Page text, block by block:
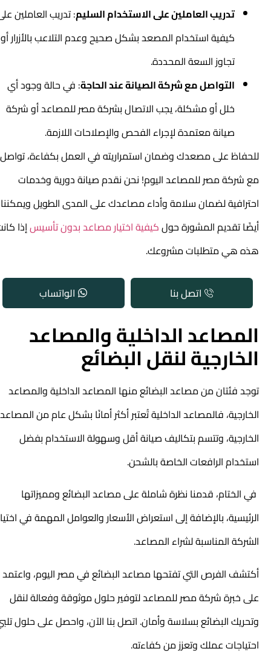
تدريب العاملين على الاستخدام السليم: تدريب العاملين على
كيفية استخدام المصعد بشكل صحيح وعدم التلاعب بالأزرار أو
تجاوز السعة المحددة.
التواصل مع شركة الصيانة عند الحاجة: في حالة وجود أي
خلل أو مشكلة، يجب الاتصال بشركة مصر للمصاعد أو شركة
صيانة معتمدة لإجراء الفحص والإصلاحات اللازمة.
للحفاظ على مصعدك وضمان استمراريته في العمل بكفاءة، تواصل
مع شركة مصر للمصاعد اليوم! نحن نقدم صيانة دورية وخدمات
احترافية لضمان سلامة وأداء مصاعدك على المدى الطويل ويمكننا
أيضًا تقديم المشورة حولكيفية اختيار مصاعد بدون تأسيسإذا كانت
هذه هي متطلبات مشروعك.
اتصل بنا الواتساب
المصاعد الداخلية والمصاعد
الخارجية لنقل البضائع
توجد فئتان من مصاعد البضائع منها المصاعد الداخلية والمصاعد
الخارجية، فالمصاعد الداخلية تُعتبر أكثر أمانًا بشكل عام من المصاعد
الخارجية، وتتسم بتكاليف صيانة أقل وسهولة الاستخدام بفضل
استخدام الرافعات الخاصة بالشحن.
في الختام، قدمنا نظرة شاملة على مصاعد البضائع ومميزاتها
الرئيسية، بالإضافة إلى استعراض الأسعار والعوامل المهمة في اختيار
الشركة المناسبة لشراء المصاعد.
أكتشف الفرص التي تفتحها مصاعد البضائع في مصر اليوم، واعتمد
على خبرة شركة مصر للمصاعد لتوفير حلول موثوقة وفعالة لنقل
وتحريك البضائع بسلاسة وأمان. اتصل بنا الآن، واحصل على حلول تلبي
احتياجات عملك وتعزز من كفاءته.